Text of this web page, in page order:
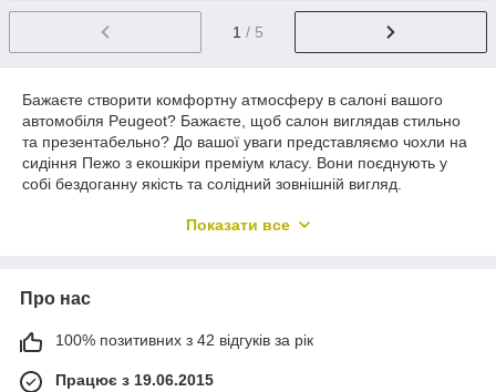
1 / 5
Бажаєте створити комфортну атмосферу в салоні вашого
автомобіля Peugeot? Бажаєте, щоб салон виглядав стильно
та презентабельно? До вашої уваги представляємо чохли на
сидіння Пежо з екошкіри преміум класу. Вони поєднують у
собі бездоганну якість та солідний зовнішній вигляд.
заводської обшивки сидінь від пошкоджень, потертостей та
повній комплектації для передніх та задніх сидінь з
Пежо.
Які переваги мають чохли на сидіння
Показати все
Про нас
100% позитивних з 42 відгуків за рік
Працює з 19.06.2015